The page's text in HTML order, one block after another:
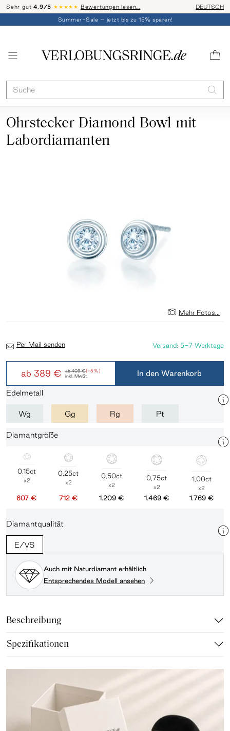
Sehr gut4,9/5 ★★★★★ Bewertungen lesen… Telefon-
DEUTSCH
Summer-Sale – jetzt bis zu 15% sparen!
Ohrstecker Diamond Bowl mit
Labordiamanten
Mehr Fotos...
ab409 €(-5 %)
ab 389 € inkl. MwSt.
Versand: 5-7 Werktage
Per Mail senden
In den Warenkorb
Edelmetall
Wg Gg Rg Pt
Diamantgröße
0,15ct
x2
607 €
0,25ct
x2
712 €
0,50ct
x2
1.209 €
0,75ct
x2
1.469 €
1,00ct
x2
1.769 €
Diamantqualität
E/VS
Auch mit Naturdiamant erhältlich
Entsprechendes Modell ansehen
Beschreibung
Spezifikationen